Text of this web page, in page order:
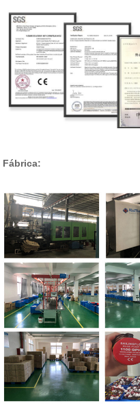
Fábrica: